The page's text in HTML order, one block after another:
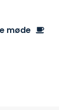
møde